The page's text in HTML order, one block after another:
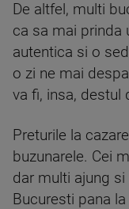
De altfel, multi
ca sa mai prinda
autentica si o
o zi ne mai
va fi, insa, destul
Preturile la
buzunarele. Cei
dar multi ajung
Bucuresti pana